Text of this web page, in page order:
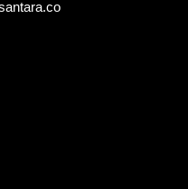
BREAKING NEWS